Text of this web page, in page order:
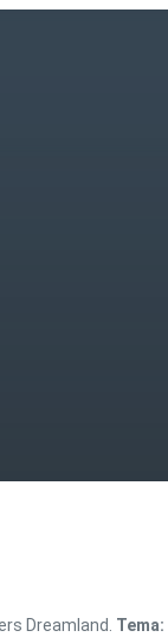
Dreamland. Tema: